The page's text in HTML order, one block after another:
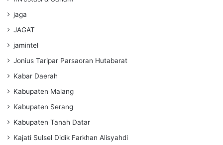
jaga
JAGAT
jamintel
Jonius Taripar Parsaoran Hutabarat
Kabar Daerah
Kabupaten Malang
Kabupaten Serang
Kabupaten Tanah Datar
Kajati Sulsel Didik Farkhan Alisyahdi